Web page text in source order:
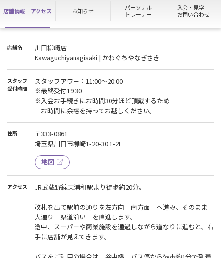
店舗情報 アクセス お知らせ
パーソナル
トレーナー
入会・見学
お問い合わせ
店舗名
川口柳崎店
Kawaguchiyanagisaki | かわぐちやなぎさき
スタッフ
受付時間
スタッフアワー：11:00～20:00
※最終受付19:30
※入会お手続きにお時間30分ほど頂戴するため
お時間に余裕を持ってお越しください。
住所
〒333-0861
埼玉県川口市柳崎1-20-30 1-2F
地図
アクセス JR武蔵野線東浦和駅より徒歩約20分。
改札を出て駅前の通りを左方向 南方面 へ進み、そのまま
大通り 県道沿い を直進します。
途中、スーパーや商業施設を通過しながら道なりに進むと、右
手に店舗が見えてきます。